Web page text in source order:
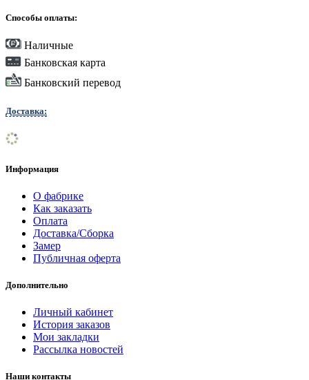
Способы оплаты:
Наличные
Банковская карта
Банковский перевод
Доставка:
Информация
О фабрике
Как заказать
Оплата
Доставка/Сборка
Замер
Публичная оферта
Дополнительно
Личный кабинет
История заказов
Мои закладки
Рассылка новостей
Наши контакты